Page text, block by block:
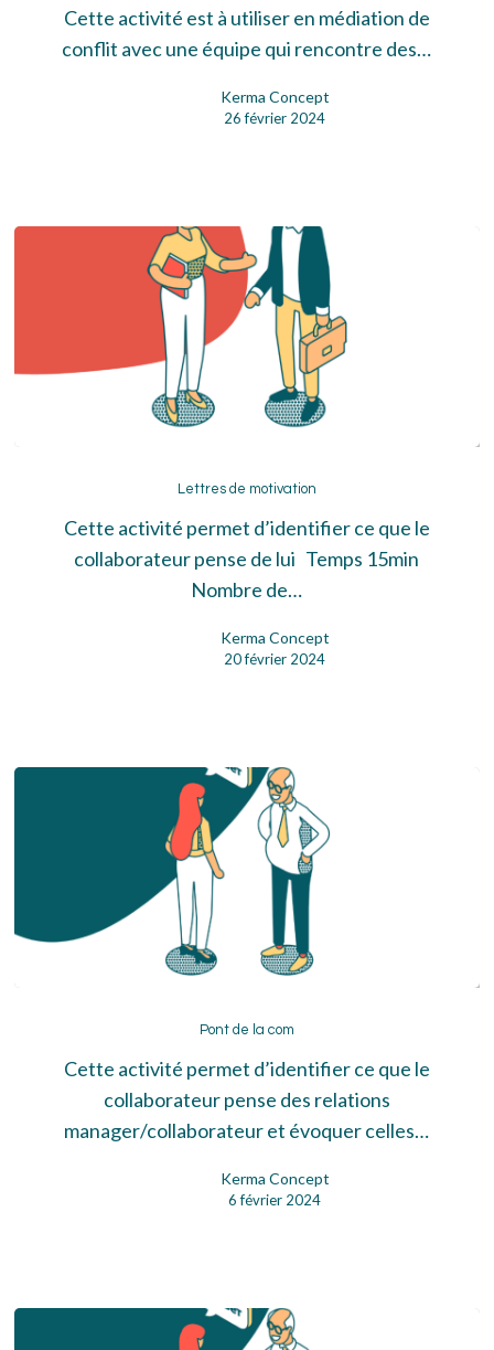
seul(e)
aux
Cette activité est à utiliser en médiation de
conflit avec une équipe qui rencontre des…
Kerma Concept
26 février 2024
de
motivation
Lettres de motivation
Cette activité permet d’identifier ce que le
collaborateur pense de lui Temps 15min
Nombre de…
Kerma Concept
20 février 2024
de
la
com
Pont de la com
Cette activité permet d’identifier ce que le
collaborateur pense des relations
manager/collaborateur et évoquer celles…
Kerma Concept
6 février 2024